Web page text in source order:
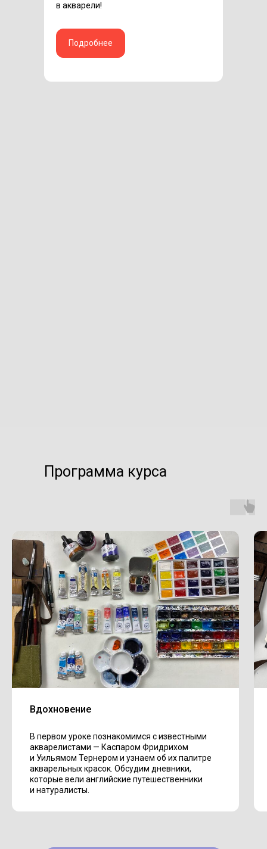
в акварели!
Подробнее
Программа курса
Вдохновение
В первом уроке познакомимся с известными
акварелистами — Каспаром Фридрихом
и Уильямом Тернером и узнаем об их палитре
акварельных красок. Обсудим дневники,
которые вели английские путешественники
и натуралисты.